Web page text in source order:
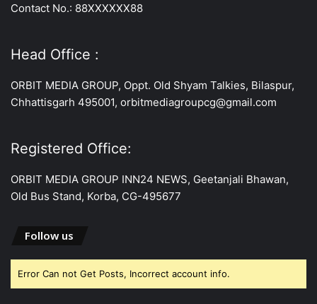
Contact No.: 88XXXXXX88
Head Office :
ORBIT MEDIA GROUP, Oppt. Old Shyam Talkies, Bilaspur,
Chhattisgarh 495001, orbitmediagroupcg@gmail.com
Registered Office:
ORBIT MEDIA GROUP INN24 NEWS, Geetanjali Bhawan,
Old Bus Stand, Korba, CG-495677
Follow us
Error Can not Get Posts, Incorrect account info.